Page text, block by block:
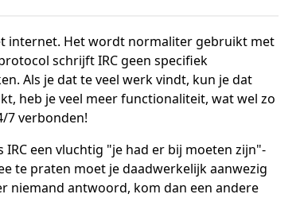
internet. Het wordt normaliter gebruikt met
schrijft IRC geen specifiek
Als je dat te veel werk vindt, kun je dat
heb je veel meer functionaliteit, wat wel zo
7 verbonden!
een vluchtig "je had er bij moeten zijn"-
te praten moet je daadwerkelijk aanwezig
niemand antwoord, kom dan een andere